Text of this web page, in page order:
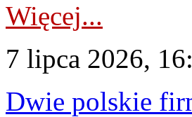
Więcej...
7 lipca 2026,
Dwie polskie